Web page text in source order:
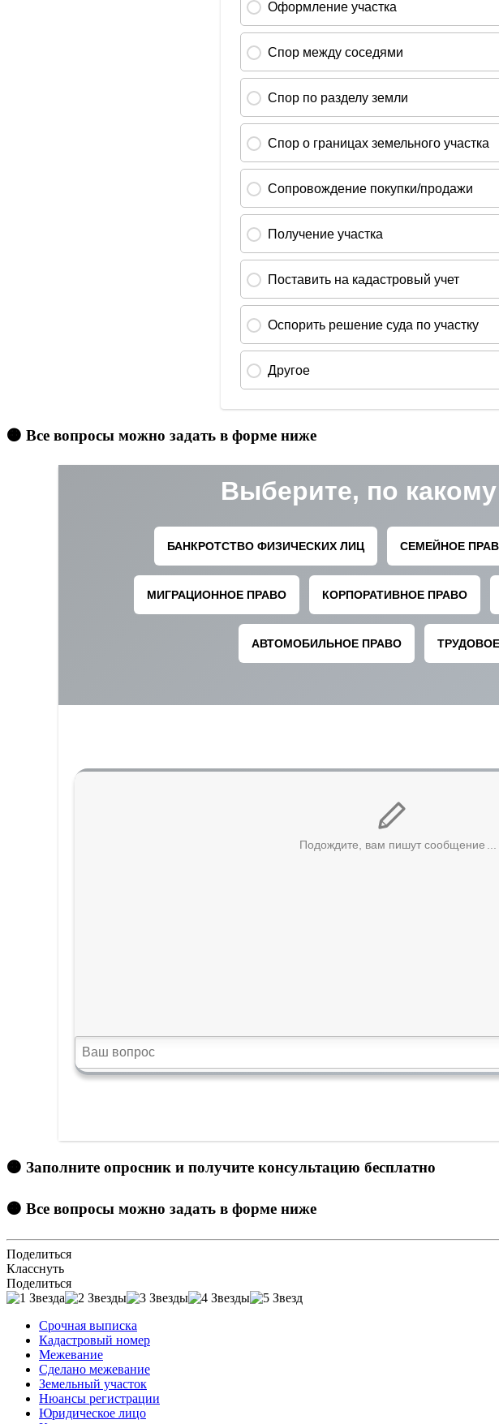
🟠 Все вопросы можно задать в форме ниже
🟠 Заполните опросник и получите консультацию бесплатно
🟠 Все вопросы можно задать в форме ниже
Поделиться
Класснуть
Поделиться
Срочная выписка
Кадастровый номер
Межевание
Сделано межевание
Земельный участок
Нюансы регистрации
Юридическое лицо